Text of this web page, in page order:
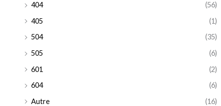
404
(56)
405
(1)
504
(35)
505
(6)
601
(2)
604
(6)
Autre
(16)